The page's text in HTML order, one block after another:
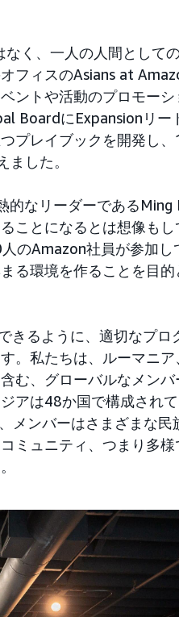
く、一人の人間として
フィスのAsians at
ントや活動のプロモー
BoardにExpansionリー
プレイブックを開発し、
した。
的なリーダーであるMing
ことになるとは想像もし
のAmazon社員が参加し
る環境を作ることを目的
きるように、適切なプロ
。私たちは、ルーマニア
む、グローバルなメン
アは48か国で構成されて
ンバーはさまざまな民
ミュニティ、つまり多様